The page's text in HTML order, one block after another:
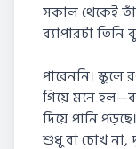
সকাল থেকেই
ব্যাপারটা তিনি
পারেননি।
গিয়ে মনে
দিয়ে পানি
শুধু বা চোখ না,